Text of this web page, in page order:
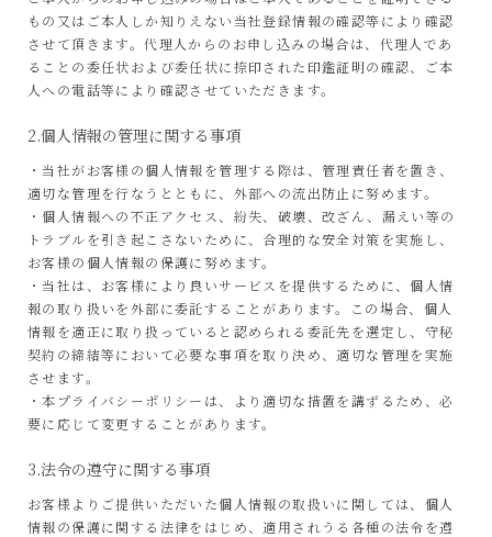
もの又はご本人しか知りえない当社登録情報の確認等により確認
させて頂きます。代理人からのお申し込みの場合は、代理人であ
ることの委任状および委任状に捺印された印鑑証明の確認、ご本
人への電話等により確認させていただきます。
2.個人情報の管理に関する事項
・当社がお客様の個人情報を管理する際は、管理責任者を置き、
適切な管理を行なうとともに、外部への流出防止に努めます。
・個人情報への不正アクセス、紛失、破壊、改ざん、漏えい等の
トラブルを引き起こさないために、合理的な安全対策を実施し、
お客様の個人情報の保護に努めます。
・当社は、お客様により良いサービスを提供するために、個人情
報の取り扱いを外部に委託することがあります。この場合、個人
情報を適正に取り扱っていると認められる委託先を選定し、守秘
契約の締結等において必要な事項を取り決め、適切な管理を実施
させます。
・本プライバシーポリシーは、より適切な措置を講ずるため、必
要に応じて変更することがあります。
3.法令の遵守に関する事項
お客様よりご提供いただいた個人情報の取扱いに関しては、個人
情報の保護に関する法律をはじめ、適用されうる各種の法令を遵